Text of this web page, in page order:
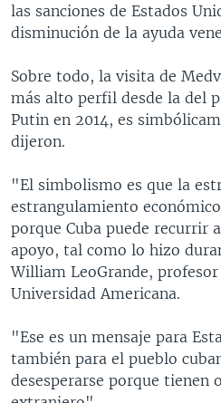
las sanciones de Estados
disminución de la ayuda
Sobre todo, la visita de
más alto perfil desde la del
Putin en 2014, es
dijeron.
"El simbolismo es que la
estrangulamiento económico
porque Cuba puede recurrir
apoyo, tal como lo hizo
William LeoGrande,
Universidad Americana.
"Ese es un mensaje para
también para el pueblo
desesperarse porque tienen